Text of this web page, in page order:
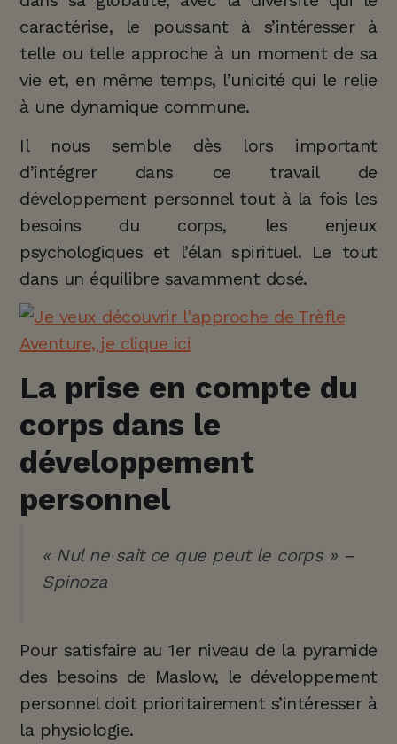
caractérise, le poussant à s’intéresser à
telle ou telle approche à un moment de sa
vie et, en même temps, l’unicité qui le relie
à une dynamique commune.
Il nous semble dès lors important
d’intégrer dans ce travail de
développement personnel tout à la fois les
besoins du corps, les enjeux
psychologiques et l’élan spirituel. Le tout
dans un équilibre savamment dosé.
La prise en compte du
corps dans le
développement
personnel
« Nul ne sait ce que peut le corps » –
Spinoza
Pour satisfaire au 1er niveau de la pyramide
des besoins de Maslow, le développement
personnel doit prioritairement s’intéresser à
la physiologie.